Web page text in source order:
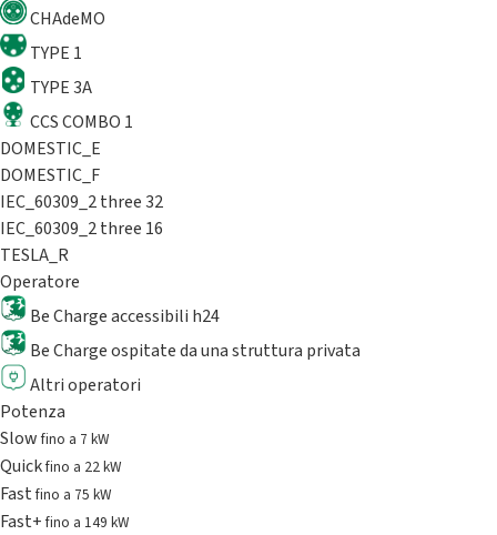
CHAdeMO
TYPE 1
TYPE 3A
CCS COMBO 1
DOMESTIC_E
DOMESTIC_F
IEC_60309_2 three 32
IEC_60309_2 three 16
TESLA_R
Operatore
Be Charge accessibili h24
Be Charge ospitate da una struttura privata
Altri operatori
Potenza
Slowfino a 7 kW
Quickfino a 22 kW
Fastfino a 75 kW
Fast+fino a 149 kW